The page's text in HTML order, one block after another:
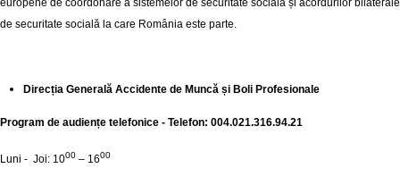
europene de coordonare a sistemelor de securitate socială și acordurilor bilaterale
de securitate socială la care România este parte.
Direcția Generală Accidente de Muncă și Boli Profesionale
Program de audiențe telefonice - Telefon: 004.021.316.94.21
Luni - Joi: 1000 – 1600